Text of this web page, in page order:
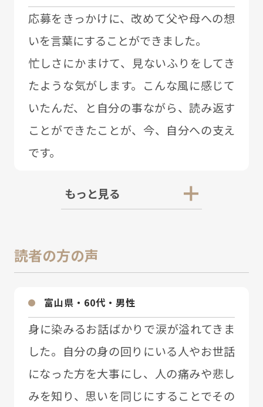
応募をきっかけに、改めて⽗や⺟への想
いを⾔葉にすることができました。
忙しさにかまけて、⾒ないふりをしてき
たような気がします。こんな⾵に感じて
いたんだ、と⾃分の事ながら、読み返す
ことができたことが、今、⾃分への⽀え
です。
もっと見る
読者の方の声
富⼭県・60代・男性
⾝に染みるお話ばかりで涙が溢れてきま
した。⾃分の⾝の回りにいる⼈やお世話
になった⽅を⼤事にし、⼈の痛みや悲し
みを知り、思いを同じにすることでその